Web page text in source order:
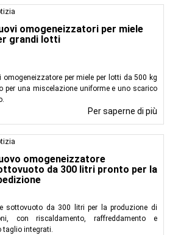
omogeneizzatori per miele
grandi lotti
omogeneizzatore per miele per lotti da 500 kg
per una miscelazione uniforme e uno scarico
Per saperne di più
omogeneizzatore
da 300 litri pronto per la
sottovuoto da 300 litri per la produzione di
con riscaldamento, raffreddamento e
integrati.